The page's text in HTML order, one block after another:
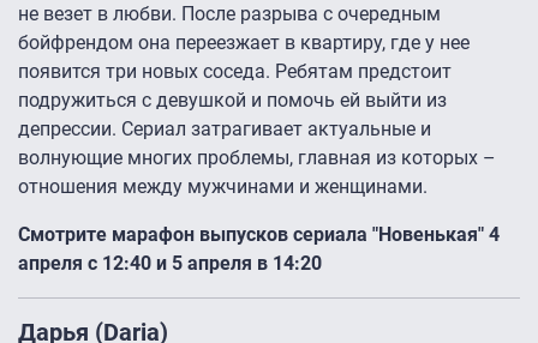
не везет в любви. После разрыва с очередным
бойфрендом она переезжает в квартиру, где у нее
появится три новых соседа. Ребятам предстоит
подружиться с девушкой и помочь ей выйти из
депрессии. Сериал затрагивает актуальные и
волнующие многих проблемы, главная из которых –
отношения между мужчинами и женщинами.
Смотрите марафон выпусков сериала "Новенькая" 4
апреля с 12:40 и 5 апреля в 14:20
Дарья (Daria)